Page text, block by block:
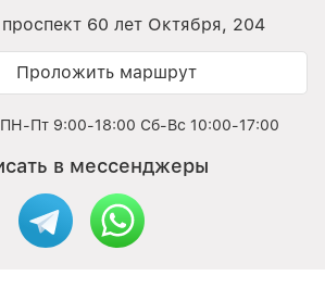
60 лет Октября, 204
Проложить маршрут
Пт 9:00-18:00 Сб-Вс 10:00-17:00
в мессенджеры